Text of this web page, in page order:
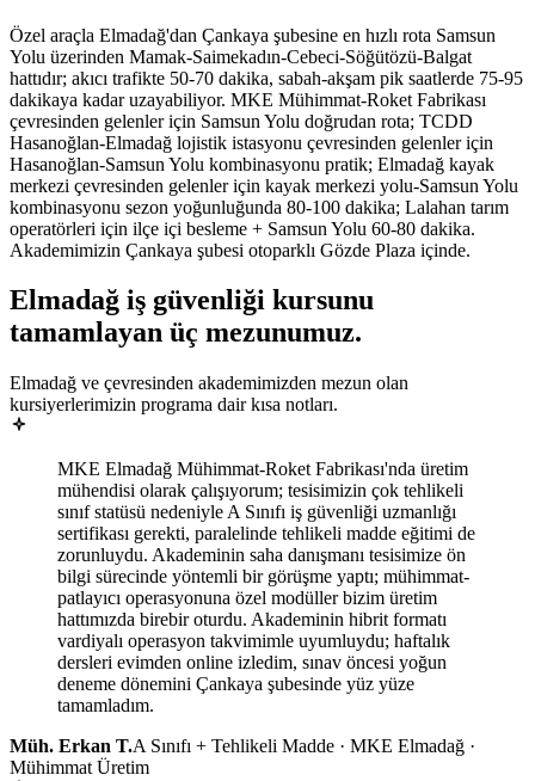
Özel araçla Elmadağ'dan Çankaya şubesine en hızlı rota Samsun
Yolu üzerinden Mamak-Saimekadın-Cebeci-Söğütözü-Balgat
hattıdır; akıcı trafikte 50-70 dakika, sabah-akşam pik saatlerde 75-95
dakikaya kadar uzayabiliyor. MKE Mühimmat-Roket Fabrikası
çevresinden gelenler için Samsun Yolu doğrudan rota; TCDD
Hasanoğlan-Elmadağ lojistik istasyonu çevresinden gelenler için
Hasanoğlan-Samsun Yolu kombinasyonu pratik; Elmadağ kayak
merkezi çevresinden gelenler için kayak merkezi yolu-Samsun Yolu
kombinasyonu sezon yoğunluğunda 80-100 dakika; Lalahan tarım
operatörleri için ilçe içi besleme + Samsun Yolu 60-80 dakika.
Akademimizin Çankaya şubesi otoparklı Gözde Plaza içinde.
Elmadağ iş güvenliği kursunu
tamamlayan üç mezunumuz.
Elmadağ ve çevresinden akademimizden mezun olan
kursiyerlerimizin programa dair kısa notları.
MKE Elmadağ Mühimmat-Roket Fabrikası'nda üretim
mühendisi olarak çalışıyorum; tesisimizin çok tehlikeli
sınıf statüsü nedeniyle A Sınıfı iş güvenliği uzmanlığı
sertifikası gerekti, paralelinde tehlikeli madde eğitimi de
zorunluydu. Akademinin saha danışmanı tesisimize ön
bilgi sürecinde yöntemli bir görüşme yaptı; mühimmat-
patlayıcı operasyonuna özel modüller bizim üretim
hattımızda birebir oturdu. Akademinin hibrit formatı
vardiyalı operasyon takvimimle uyumluydu; haftalık
dersleri evimden online izledim, sınav öncesi yoğun
deneme dönemini Çankaya şubesinde yüz yüze
tamamladım.
Müh. Erkan T.A Sınıfı + Tehlikeli Madde · MKE Elmadağ ·
Mühimmat Üretim